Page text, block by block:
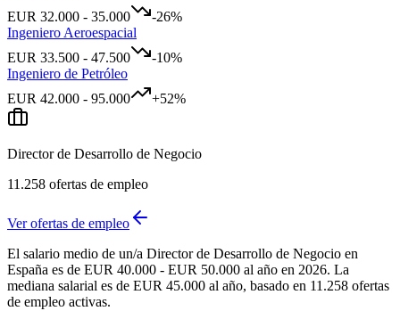
EUR 32.000 - 35.000 -26%
Ingeniero Aeroespacial
EUR 33.500 - 47.500 -10%
Ingeniero de Petróleo
EUR 42.000 - 95.000 +52%
Director de Desarrollo de Negocio
11.258 ofertas de empleo
Ver ofertas de empleo
El salario medio de un/a Director de Desarrollo de Negocio en
España es de EUR 40.000 - EUR 50.000 al año en 2026. La
mediana salarial es de EUR 45.000 al año, basado en 11.258 ofertas
de empleo activas.